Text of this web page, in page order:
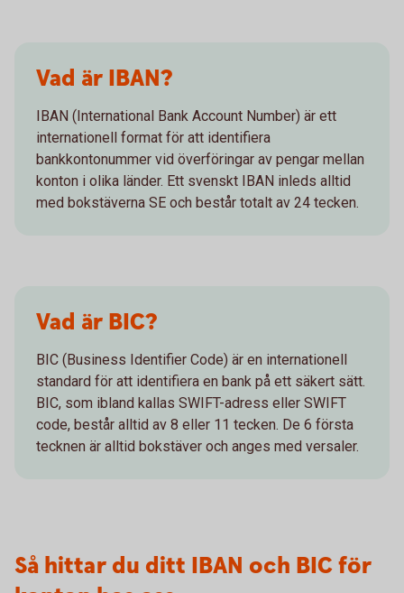
Vad är IBAN?
IBAN (International Bank Account Number) är ett
internationell format för att identifiera
bankkontonummer vid överföringar av pengar mellan
konton i olika länder. Ett svenskt IBAN inleds alltid
med bokstäverna SE och består totalt av 24 tecken.
Vad är BIC?
BIC (Business Identifier Code) är en internationell
standard för att identifiera en bank på ett säkert sätt.
BIC, som ibland kallas SWIFT-adress eller SWIFT
code, består alltid av 8 eller 11 tecken. De 6 första
tecknen är alltid bokstäver och anges med versaler.
Så hittar du ditt IBAN och BIC för